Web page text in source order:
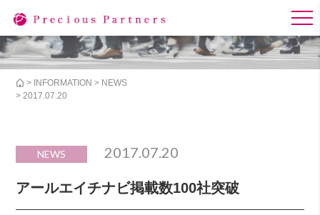
> INFORMATION > NEWS
> 2017.07.20
NEWS 2017.07.20
アールエイチナビ掲載数100社突破